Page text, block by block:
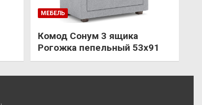
МЕБЕЛЬ
Комод Сонум 3 ящика
Рогожка пепельный 53х91